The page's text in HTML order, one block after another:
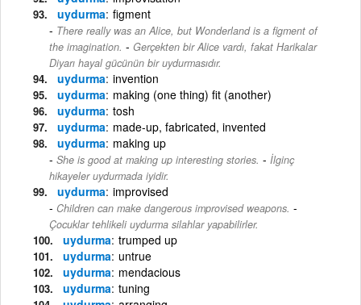
uydurma figment
There really was an Alice, but Wonderland is a figment of
the imagination. - Gerçekten bir Alice vardı, fakat Harikalar
Diyarı hayal gücünün bir uydurmasıdır.
uydurma invention
uydurma making (one thing) fit (another)
uydurma tosh
uydurma made-up, fabricated, invented
uydurma making up
She is good at making up interesting stories. - İlginç
hikayeler uydurmada iyidir.
uydurma improvised
Children can make dangerous improvised weapons. -
Çocuklar tehlikeli uydurma silahlar yapabilirler.
uydurma trumped up
uydurma untrue
uydurma mendacious
uydurma tuning